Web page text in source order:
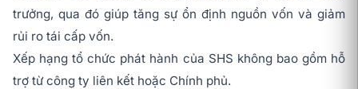
trưởng, qua đó giúp tăng sự ổn định nguồn vốn và giảm
rủi ro tái cấp vốn.
Xếp hạng tổ chức phát hành của SHS không bao gồm hỗ
trợ từ công ty liên kết hoặc Chính phủ.